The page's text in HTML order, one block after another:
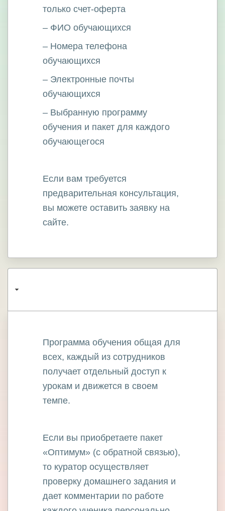
только счет-оферта
– ФИО обучающихся
– Номера телефона
обучающихся
– Электронные почты
обучающихся
– Выбранную программу
обучения и пакет для каждого
обучающегося
Если вам требуется
предварительная консультация,
вы можете оставить заявку на
сайте.
Программа обучения общая для
всех, каждый из сотрудников
получает отдельный доступ к
урокам и движется в своем
темпе.
Если вы приобретаете пакет
«Оптимум» (с обратной связью),
то куратор осуществляет
проверку домашнего задания и
дает комментарии по работе